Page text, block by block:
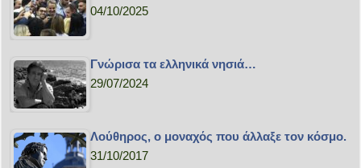
04/10/2025
Γνώρισα τα ελληνικά νησιά…
29/07/2024
Λούθηρος, ο μοναχός που άλλαξε τον κόσμο.
31/10/2017